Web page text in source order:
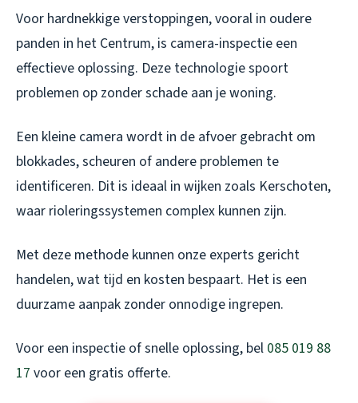
Voor hardnekkige verstoppingen, vooral in oudere
panden in het Centrum, is camera-inspectie een
effectieve oplossing. Deze technologie spoort
problemen op zonder schade aan je woning.
Een kleine camera wordt in de afvoer gebracht om
blokkades, scheuren of andere problemen te
identificeren. Dit is ideaal in wijken zoals Kerschoten,
waar rioleringssystemen complex kunnen zijn.
Met deze methode kunnen onze experts gericht
handelen, wat tijd en kosten bespaart. Het is een
duurzame aanpak zonder onnodige ingrepen.
Voor een inspectie of snelle oplossing, bel 085 019 88
17 voor een gratis offerte.